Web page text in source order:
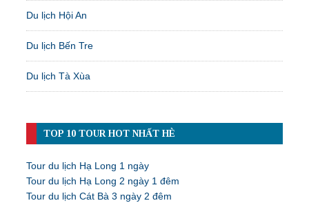
Du lịch Hội An
Du lịch Bến Tre
Du lịch Tà Xùa
TOP 10 TOUR HOT NHẤT HÈ
Tour du lịch Hạ Long 1 ngày
Tour du lịch Hạ Long 2 ngày 1 đêm
Tour du lịch Cát Bà 3 ngày 2 đêm